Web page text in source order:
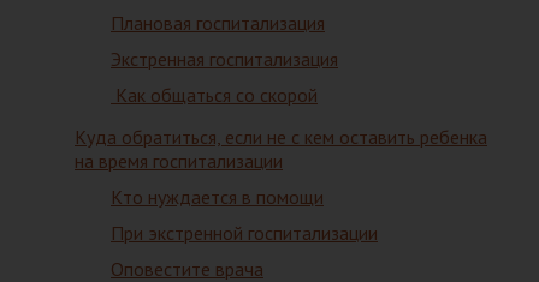
Плановая госпитализация
Экстренная госпитализация
Как общаться со скорой
Куда обратиться, если не с кем оставить ребенка
на время госпитализации
Кто нуждается в помощи
При экстренной госпитализации
Оповестите врача